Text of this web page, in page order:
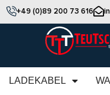
+49 (0)89 200 73 616
LADEKABEL